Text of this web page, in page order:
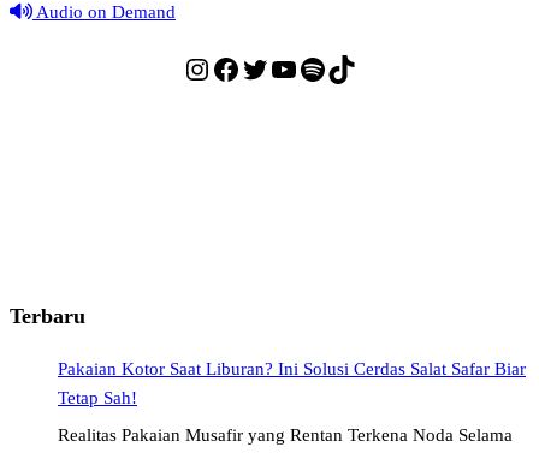
Audio on Demand
Instagram
Facebook
Twitter
YouTube
Spotify
TikTok
Terbaru
Pakaian Kotor Saat Liburan? Ini Solusi Cerdas Salat Safar Biar
Tetap Sah!
Realitas Pakaian Musafir yang Rentan Terkena Noda Selama